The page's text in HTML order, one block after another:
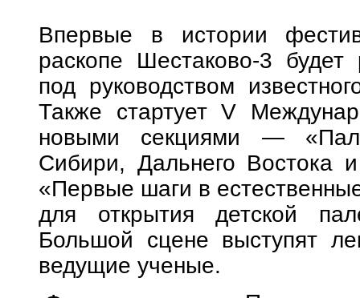
Впервые в истории
раскопе Шестаково-3 будет
под руководством
Также стартует V
новыми секциями —
Сибири, Дальнего Востока
«Первые шаги в
для открытия детской
Большой сцене выступят
ведущие ученые.